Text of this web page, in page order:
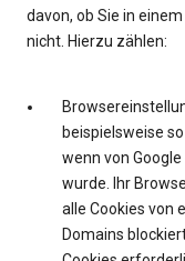
davon, ob Sie in
nicht. Hierzu zählen:
beispielsweise
wenn von Google
wurde. Ihr
alle Cookies von
Domains